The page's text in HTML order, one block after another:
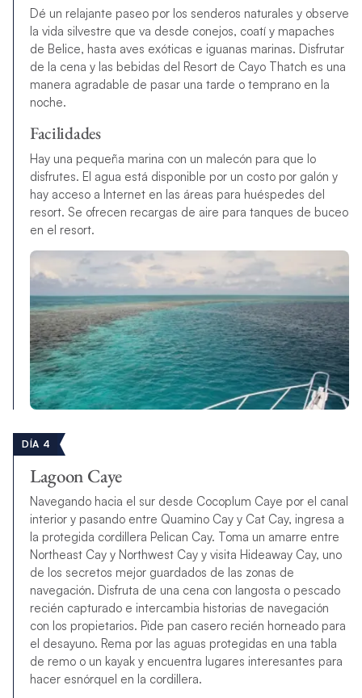
Dé un relajante paseo por los senderos naturales y observe
la vida silvestre que va desde conejos, coatí y mapaches
de Belice, hasta aves exóticas e iguanas marinas. Disfrutar
de la cena y las bebidas del Resort de Cayo Thatch es una
manera agradable de pasar una tarde o temprano en la
noche.
Facilidades
Hay una pequeña marina con un malecón para que lo
disfrutes. El agua está disponible por un costo por galón y
hay acceso a Internet en las áreas para huéspedes del
resort. Se ofrecen recargas de aire para tanques de buceo
en el resort.
DÍA 4
Lagoon Caye
Navegando hacia el sur desde Cocoplum Caye por el canal
interior y pasando entre Quamino Cay y Cat Cay, ingresa a
la protegida cordillera Pelican Cay. Toma un amarre entre
Northeast Cay y Northwest Cay y visita Hideaway Cay, uno
de los secretos mejor guardados de las zonas de
navegación. Disfruta de una cena con langosta o pescado
recién capturado e intercambia historias de navegación
con los propietarios. Pide pan casero recién horneado para
el desayuno. Rema por las aguas protegidas en una tabla
de remo o un kayak y encuentra lugares interesantes para
hacer esnórquel en la cordillera.